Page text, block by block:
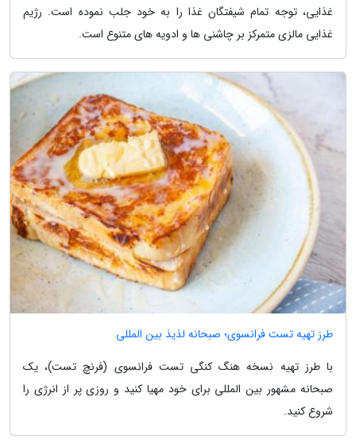
غذایی، توجه تمام شیفتگان غذا را به خود جلب نموده است. رژیم
غذایی مالزی متمرکز بر چاشنی ها و ادویه های متنوع است.
طرز تهیه تست فرانسوی؛ صبحانه لذیذ بین المللی
با طرز تهیه نسخه هنگ کنگی تست فرانسوی (فرنچ تست)، یک
صبحانه مشهور بین المللی برای خود مهیا کنید و روزی پر از انرژی را
شروع کنید.